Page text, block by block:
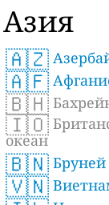
Азия
🇦🇿
🇦🇫
🇧🇭
🇮🇴
океан
🇧🇳
🇻🇳